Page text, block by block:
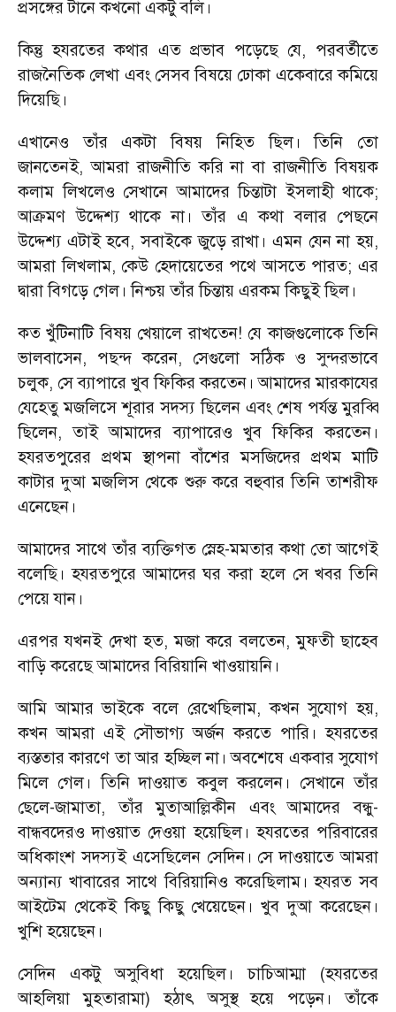
প্রসঙ্গের টানে কখনো একটু বলি।
কিন্তু হযরতের কথার এত প্রভাব পড়েছে যে, পরবর্তীতে
রাজনৈতিক লেখা এবং সেসব বিষয়ে ঢোকা একেবারে কমিয়ে
দিয়েছি।
এখানেও তাঁর একটা বিষয় নিহিত ছিল। তিনি তো
জানতেনই,আমরা রাজনীতি করি না বা রাজনীতি বিষয়ক
কলাম লিখলেও সেখানে আমাদের চিন্তাটা ইসলাহী থাকে;
আক্রমণ উদ্দেশ্য থাকে না। তাঁর এ কথা বলার পেছনে
উদ্দেশ্য এটাই হবে,সবাইকে জুড়ে রাখা। এমন যেন না হয়,
আমরা লিখলাম, কেউ হেদায়েতের পথে আসতে পারত;এর
দ্বারা বিগড়ে গেল। নিশ্চয় তাঁর চিন্তায় এরকম কিছুই ছিল।
কত খুঁটিনাটি বিষয় খেয়ালে রাখতেন! যে কাজগুলোকে তিনি
ভালবাসেন, পছন্দ করেন, সেগুলো সঠিক ও সুন্দরভাবে
চলুক, সে ব্যাপারে খুব ফিকির করতেন। আমাদের মারকাযের
যেহেতু মজলিসে শূরার সদস্য ছিলেন এবং শেষ পর্যন্ত মুরব্বি
ছিলেন,তাই আমাদের ব্যাপারেও খুব ফিকির করতেন।
হযরতপুরের প্রথম স্থাপনা বাঁশের মসজিদের প্রথম মাটি
কাটার দুআ মজলিস থেকে শুরু করে বহুবার তিনি তাশরীফ
এনেছেন।
আমাদের সাথে তাঁর ব্যক্তিগত স্নেহ-মমতার কথা তো আগেই
বলেছি। হযরতপুরে আমাদের ঘর করা হলে সে খবর তিনি
পেয়ে যান।
এরপর যখনই দেখা হত,মজা করে বলতেন,মুফতী ছাহেব
বাড়ি করেছে আমাদের বিরিয়ানি খাওয়ায়নি।
আমি আমার ভাইকে বলে রেখেছিলাম,কখন সুযোগ হয়,
কখন আমরা এই সৌভাগ্য অর্জন করতে পারি। হযরতের
ব্যস্ততার কারণে তা আর হচ্ছিল না। অবশেষে একবার সুযোগ
মিলে গেল। তিনি দাওয়াত কবুল করলেন। সেখানে তাঁর
ছেলে-জামাতা,তাঁর মুতাআল্লিকীন এবং আমাদের বন্ধু-
বান্ধবদেরও দাওয়াত দেওয়া হয়েছিল। হযরতের পরিবারের
অধিকাংশ সদস্যই এসেছিলেন সেদিন। সে দাওয়াতে আমরা
অন্যান্য খাবারের সাথে বিরিয়ানিও করেছিলাম। হযরত সব
আইটেম থেকেই কিছু কিছু খেয়েছেন। খুব দুআ করেছেন।
খুশি হয়েছেন।
সেদিন একটু অসুবিধা হয়েছিল। চাচিআম্মা (হযরতের
আহলিয়া মুহতারামা) হঠাৎ অসুস্থ হয়ে পড়েন। তাঁকে